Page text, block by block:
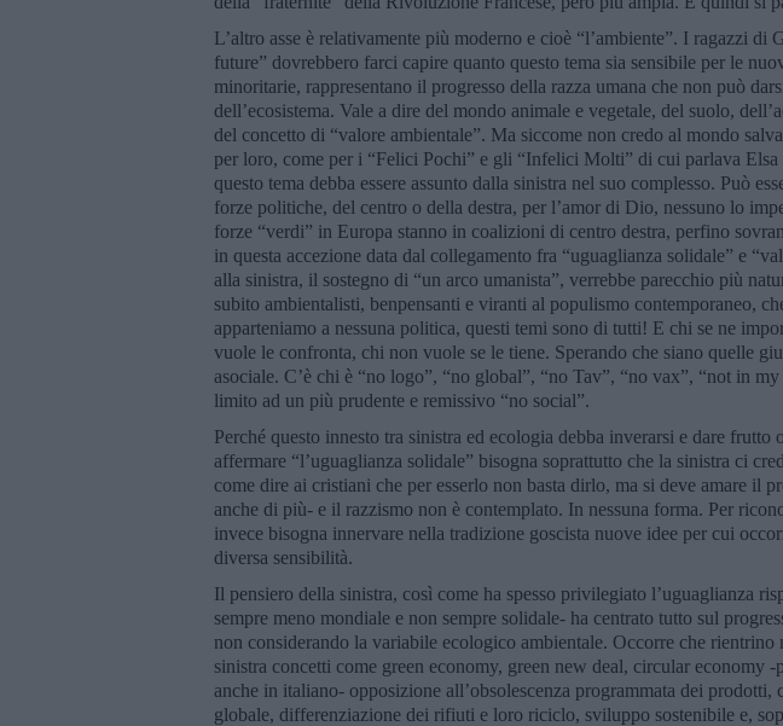
L’altro asse è relativamente più moderno e cioè “l’ambiente”. I ragazzi
future” dovrebbero farci capire quanto questo tema sia sensibile per le
minoritarie, rappresentano il progresso della razza umana che non può
dell’ecosistema. Vale a dire del mondo animale e vegetale, del suolo,
del concetto di “valore ambientale”. Ma siccome non credo al mondo
per loro, come per i “Felici Pochi” e gli “Infelici Molti” di cui parlava Elsa
questo tema debba essere assunto dalla sinistra nel suo complesso. Può
forze politiche, del centro o della destra, per l’amor di Dio, nessuno lo
forze “verdi” in Europa stanno in coalizioni di centro destra, perfino
in questa accezione data dal collegamento fra “uguaglianza solidale” e
alla sinistra, il sostegno di “un arco umanista”, verrebbe parecchio più
subito ambientalisti, benpensanti e viranti al populismo contemporaneo,
apparteniamo a nessuna politica, questi temi sono di tutti! E chi se ne
vuole le confronta, chi non vuole se le tiene. Sperando che siano quelle
asociale. C’è chi è “no logo”, “no global”, “no Tav”, “no vax”, “not in
limito ad un più prudente e remissivo “no social”.
Perché questo innesto tra sinistra ed ecologia debba inverarsi e dare frutto
affermare “l’uguaglianza solidale” bisogna soprattutto che la sinistra ci
come dire ai cristiani che per esserlo non basta dirlo, ma si deve amare il
anche di più- e il razzismo non è contemplato. In nessuna forma. Per
invece bisogna innervare nella tradizione goscista nuove idee per cui
diversa sensibilità.
Il pensiero della sinistra, così come ha spesso privilegiato l’uguaglianza
sempre meno mondiale e non sempre solidale- ha centrato tutto sul
non considerando la variabile ecologico ambientale. Occorre che
sinistra concetti come green economy, green new deal, circular economy -
anche in italiano- opposizione all’obsolescenza programmata dei prodotti,
globale, differenziazione dei rifiuti e loro riciclo, sviluppo sostenibile e,